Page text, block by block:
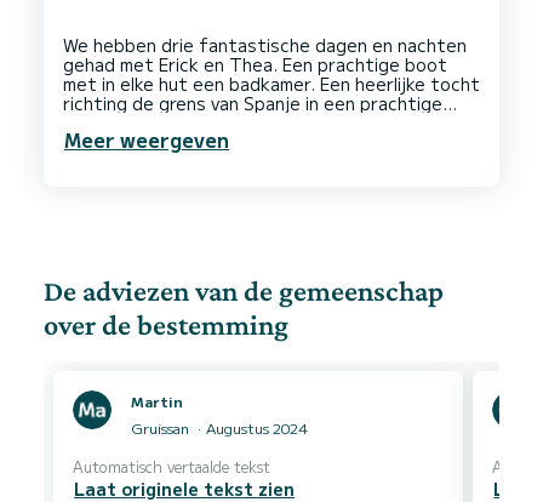
We hebben drie fantastische dagen en nachten
gehad met Erick en Thea. Een prachtige boot
met in elke hut een badkamer. Een heerlijke tocht
richting de grens van Spanje in een prachtige
kookkunsten zijn erg goed. We hebben heerlijke
Meer weergeven
De adviezen van de gemeenschap
over de bestemming
Martin
Gruissan
Augustus 2024
Automatisch vertaalde tekst
Laat originele tekst zien Laat